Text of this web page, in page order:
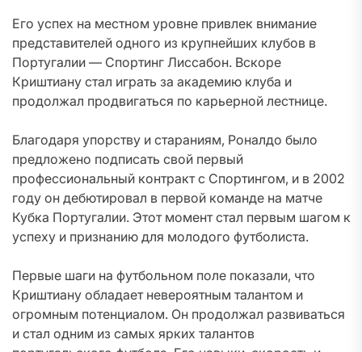
Его успех на местном уровне привлек внимание
представителей одного из крупнейших клубов в
Португалии — Спортинг Лиссабон. Вскоре
Криштиану стал играть за академию клуба и
продолжал продвигаться по карьерной лестнице.
Благодаря упорству и стараниям, Роналдо было
предложено подписать свой первый
профессиональный контракт с Спортингом, и в 2002
году он дебютировал в первой команде на матче
Кубка Португалии. Этот момент стал первым шагом к
успеху и признанию для молодого футболиста.
Первые шаги на футбольном поле показали, что
Криштиану обладает невероятным талантом и
огромным потенциалом. Он продолжал развиваться
и стал одним из самых ярких талантов